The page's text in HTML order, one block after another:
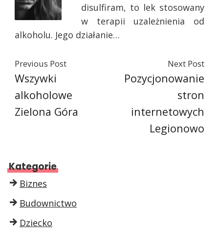
disulfiram, to lek stosowany
w terapii uzależnienia od
alkoholu. Jego działanie…
Previous Post
Wszywki
alkoholowe
Zielona Góra
Next Post
Pozycjonowanie
stron
internetowych
Legionowo
Kategorie
Biznes
Budownictwo
Dziecko